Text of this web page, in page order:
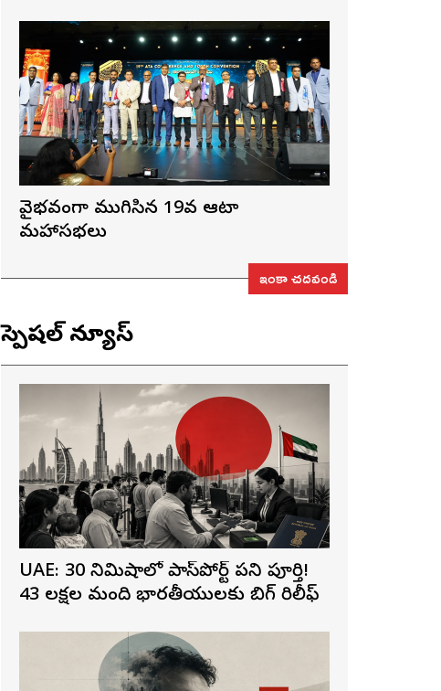
వైభవంగా ముగిసిన 19వ ఆటా
మహాసభలు
ఇంకా చదవండి
స్పెషల్ న్యూస్
UAE: 30 నిమిషాల్లో పాస్‌పోర్ట్ పని పూర్తి!
43 లక్షల మంది భారతీయులకు బిగ్ రిలీఫ్